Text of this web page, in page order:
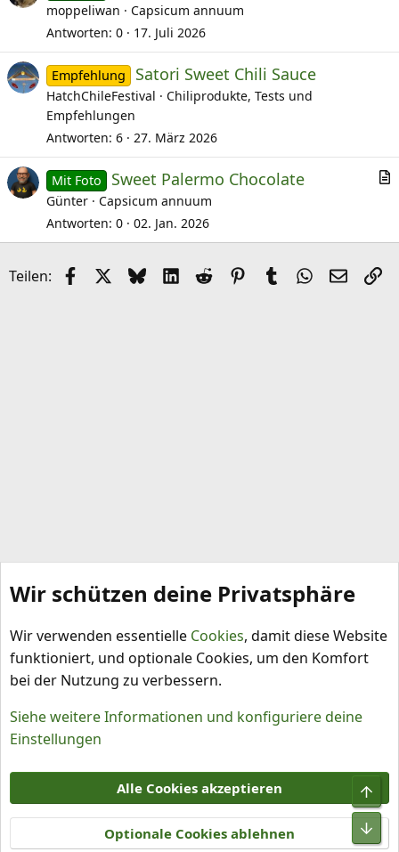
i
moppeliwan
Capsicum annuum
Antworten 0 17. Juli 2026
Empfehlung Satori Sweet Chili Sauce
HatchChileFestival
Chiliprodukte, Tests und
Empfehlungen
Antworten 6 27. März 2026
i
Mit Foto Sweet Palermo Chocolate
Günter
Capsicum annuum
Antworten 0 02. Jan. 2026
Teilen: FacebookX (Twitter)
BlueskyLinkedIn
Reddit Pinterest
Tumblr WhatsApp
E-Mail
Capsicum annuum
Nutzungsbedingungen
Datenschutz
Hilfe und Impressum
R
S
S
Wir schützen deine Privatsphäre
Wir verwenden essentielle Cookies, damit diese Website
funktioniert, und optionale Cookies, um den Komfort
bei der Nutzung zu verbessern.
Siehe weitere Informationen und konfiguriere deine
Einstellungen
Alle Cookies akzeptieren
Optionale Cookies ablehnen